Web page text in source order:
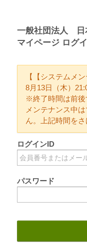
一般社団法人 日
マイページ ログ
【【システムメ
8月13日（木）
※終了時間は前後
メンテナンス中
ん。上記時間をさ
ログインID
パスワード